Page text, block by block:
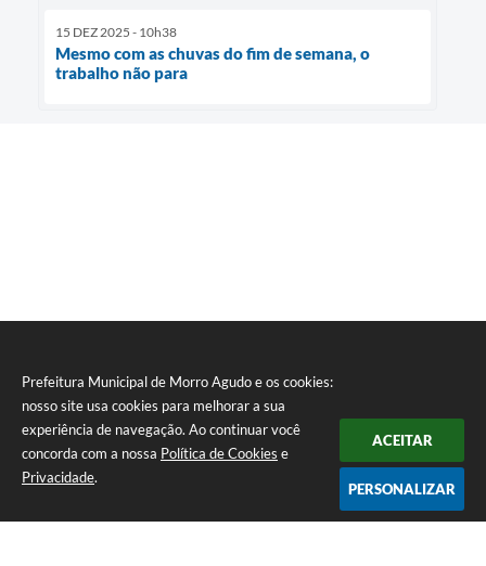
Prefeitura Municipal de Morro Agudo e os cookies:
nosso site usa cookies para melhorar a sua
experiência de navegação. Ao continuar você
concorda com a nossa Política de Cookies e
Privacidade.
ACEITAR
PERSONALIZAR
15 DEZ 2025 - 10h38
Mesmo com as chuvas do fim de semana, o
trabalho não para